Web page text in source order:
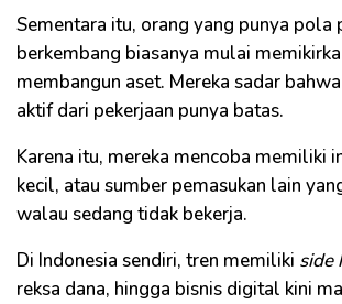
Sementara itu, orang yang punya pola
berkembang biasanya mulai
membangun aset. Mereka sadar
aktif dari pekerjaan punya batas.
Karena itu, mereka mencoba memiliki
kecil, atau sumber pemasukan lain
walau sedang tidak bekerja.
Di Indonesia sendiri, tren memiliki side
reksa dana, hingga bisnis digital kini